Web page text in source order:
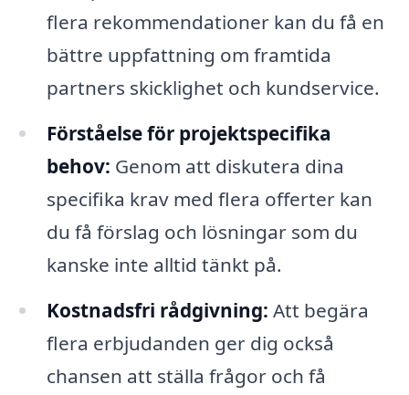
flera rekommendationer kan du få en
bättre uppfattning om framtida
partners skicklighet och kundservice.
Förståelse för projektspecifika
behov: Genom att diskutera dina
specifika krav med flera offerter kan
du få förslag och lösningar som du
kanske inte alltid tänkt på.
Kostnadsfri rådgivning: Att begära
flera erbjudanden ger dig också
chansen att ställa frågor och få